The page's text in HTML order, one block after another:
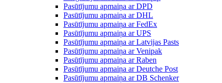
Pasūtījumu apmaiņa ar DPD
Pasūtījumu apmaiņa ar DHL
Pasūtījumu apmaiņa ar FedEx
Pasūtījumu apmaiņa ar UPS
Pasūtījumu apmaiņa ar Latvijas Pasts
Pasūtījumu apmaiņa ar Venipak
Pasūtījumu apmaiņa ar Raben
Pasūtījumu apmaiņa ar Deutche Post
Pasūtījumu apmaiņa ar DB Schenker